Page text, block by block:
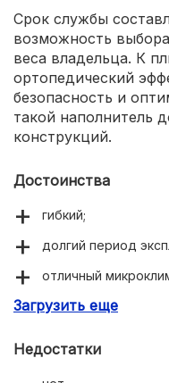
Срок службы
возможность
веса владельца. К
ортопедический
безопасность и
такой наполнитель
конструкций.
Достоинства
гибкий;
долгий период
отличный
высокая
Загрузить еще
Недостатки